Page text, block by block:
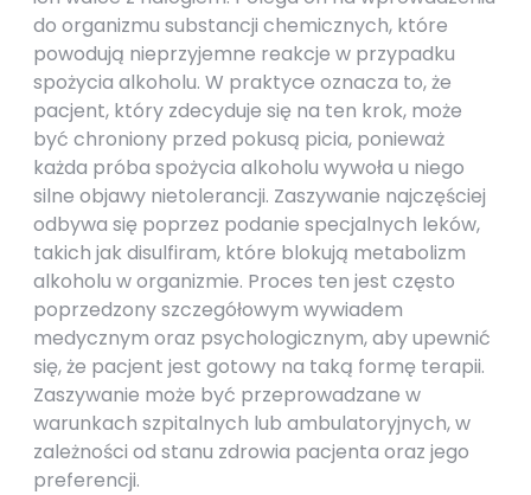
do organizmu substancji chemicznych, które
powodują nieprzyjemne reakcje w przypadku
spożycia alkoholu. W praktyce oznacza to, że
pacjent, który zdecyduje się na ten krok, może
być chroniony przed pokusą picia, ponieważ
każda próba spożycia alkoholu wywoła u niego
silne objawy nietolerancji. Zaszywanie najczęściej
odbywa się poprzez podanie specjalnych leków,
takich jak disulfiram, które blokują metabolizm
alkoholu w organizmie. Proces ten jest często
poprzedzony szczegółowym wywiadem
medycznym oraz psychologicznym, aby upewnić
się, że pacjent jest gotowy na taką formę terapii.
Zaszywanie może być przeprowadzane w
warunkach szpitalnych lub ambulatoryjnych, w
zależności od stanu zdrowia pacjenta oraz jego
preferencji.